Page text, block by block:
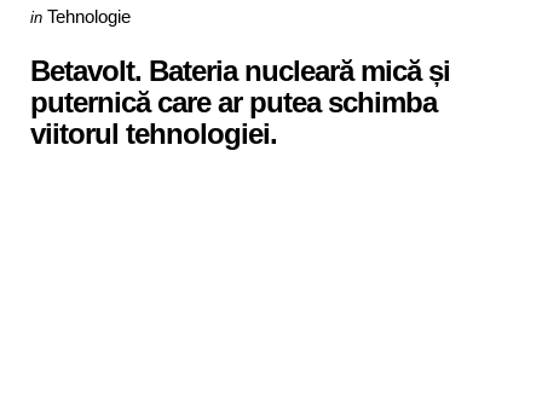
Categories
Posted
in Tehnologie
Betavolt. Bateria nucleară mică și
puternică care ar putea schimba
viitorul tehnologiei.